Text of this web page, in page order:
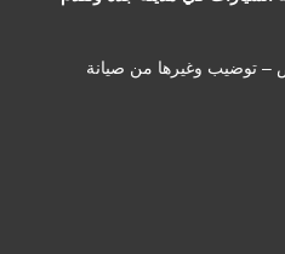
– توضيب وغيرها من صيانة